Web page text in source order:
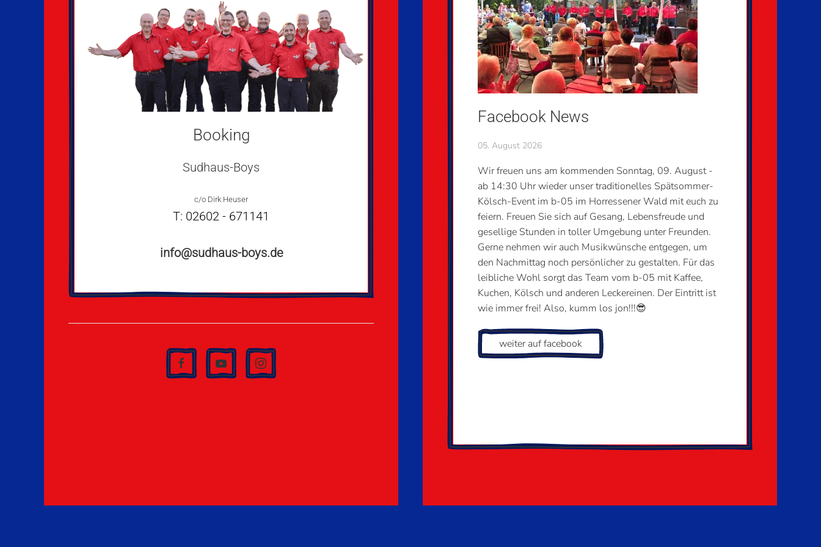
Booking
Sudhaus-Boys
c/o Dirk Heuser
T: 02602 - 671141
info@sudhaus-boys.de
Facebook News
05. August 2026
Wir freuen uns am kommenden Sonntag, 09. August -
ab 14:30 Uhr wieder unser traditionelles Spätsommer-
Kölsch-Event im b-05 im Horressener Wald mit euch zu
feiern. Freuen Sie sich auf Gesang, Lebensfreude und
gesellige Stunden in toller Umgebung unter Freunden.
Gerne nehmen wir auch Musikwünsche entgegen, um
den Nachmittag noch persönlicher zu gestalten. Für das
leibliche Wohl sorgt das Team vom b-05 mit Kaffee,
Kuchen, Kölsch und anderen Leckereinen. Der Eintritt ist
wie immer frei! Also, kumm los jon!!!😎
weiter auf facebook